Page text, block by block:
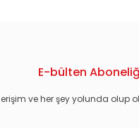
E-bülten
erişim ve her şey yolunda olup